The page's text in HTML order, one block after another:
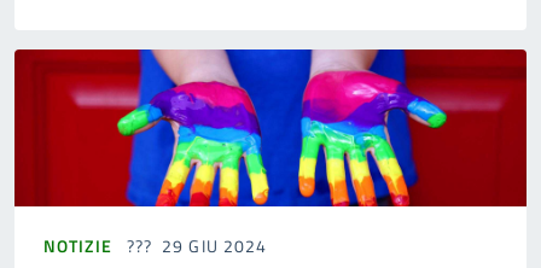
NOTIZIE 29 GIU 2024